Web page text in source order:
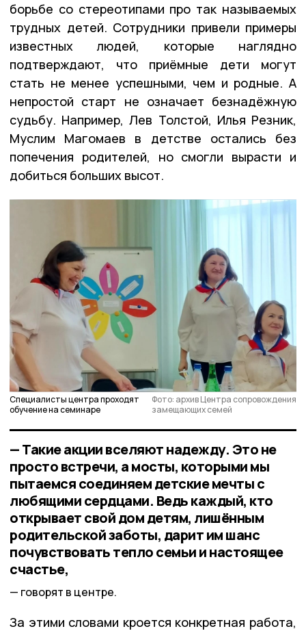
борьбе со стереотипами про так называемых
трудных детей. Сотрудники привели примеры
известных людей, которые наглядно
подтверждают, что приёмные дети могут
стать не менее успешными, чем и родные. А
непростой старт не означает безнадёжную
судьбу. Например, Лев Толстой, Илья Резник,
Муслим Магомаев в детстве остались без
попечения родителей, но смогли вырасти и
добиться больших высот.
Специалисты центра проходят
обучение на семинаре
Фото: архив Центра сопровождения
замещающих семей
— Такие акции вселяют надежду. Это не
просто встречи, а мосты, которыми мы
пытаемся соединяем детские мечты с
любящими сердцами. Ведь каждый, кто
открывает свой дом детям, лишённым
родительской заботы, дарит им шанс
почувствовать тепло семьи и настоящее
счастье,
говорят в центре.
За этими словами кроется конкретная работа,